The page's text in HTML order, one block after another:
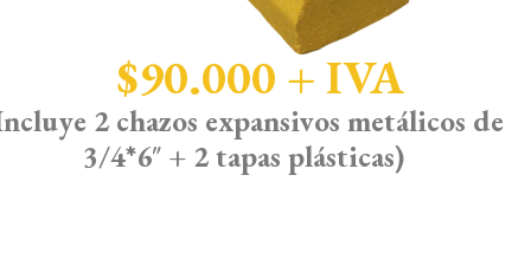
$90.000 + IVA
2 chazos expansivos metálicos de
3/4*6″ + 2 tapas plásticas)